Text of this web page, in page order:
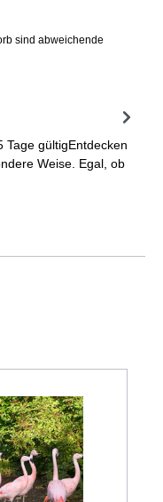
sind abweichende
Tage gültigEntdecken
Weise. Egal, ob